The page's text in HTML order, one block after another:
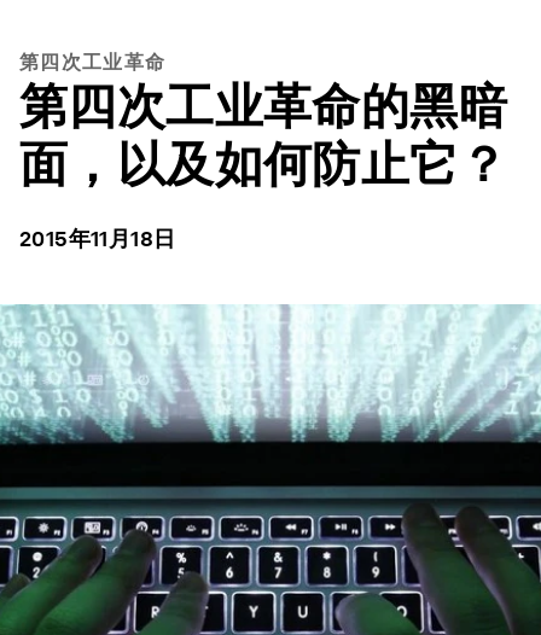
第四次工业革命
第四次工业革命的黑暗
面，以及如何防止它？
2015年11月18日